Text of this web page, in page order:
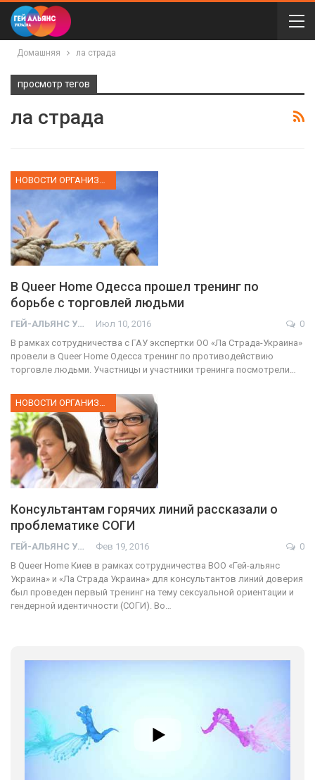
Домашняя ла страда
просмотр тегов
ла страда
В Queer Home Одесса прошел тренинг по
борьбе с торговлей людьми
ГЕЙ-АЛЬЯНС УКРАИНА Июл 10, 2016
0
В рамках сотрудничества с ГАУ экспертки ОО «Ла Страда-Украина»
провели в Queer Home Одесса тренинг по противодействию
торговле людьми. Участницы и участники тренинга посмотрели…
НОВОСТИ ОРГАНИЗАЦИИ
Консультантам горячих линий рассказали о
проблематике СОГИ
ГЕЙ-АЛЬЯНС УКРАИНА Фев 19, 2016
0
В Queer Home Киев в рамках сотрудничества ВОО «Гей-альянс
Украина» и «Ла Страда Украина» для консультантов линий доверия
был проведен первый тренинг на тему сексуальной ориентации и
гендерной идентичности (СОГИ). Во…